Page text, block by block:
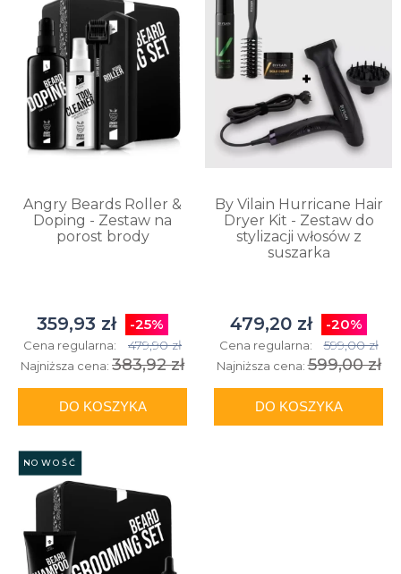
Angry Beards Roller &
Doping - Zestaw na
porost brody
359,93 zł -25%
Cena regularna: 479,90 zł
Najniższa cena: 383,92 zł
DO KOSZYKA
By Vilain Hurricane Hair
Dryer Kit - Zestaw do
stylizacji włosów z
suszarką
479,20 zł -20%
Cena regularna: 599,00 zł
Najniższa cena:599,00 zł
DO KOSZYKA
NOWOŚĆ